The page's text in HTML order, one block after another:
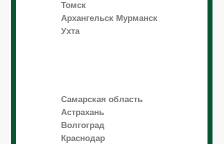
Томск
Архангельск Мурманск
Ухта
Самарская область
Астрахань
Волгоград
Краснодар